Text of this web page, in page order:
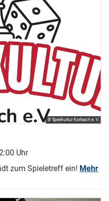
Uhr
zum Spieletreff ein! Mehr
© Spielkultur Korbach e. V.